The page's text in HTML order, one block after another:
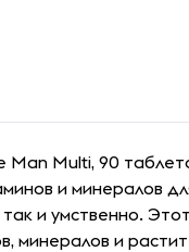
Man Multi, 90
и минералов
и умственно.
минералов и